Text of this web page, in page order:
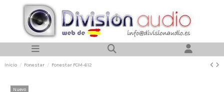
Inicio Fonestar Fonestar FCM-612
Nuevo